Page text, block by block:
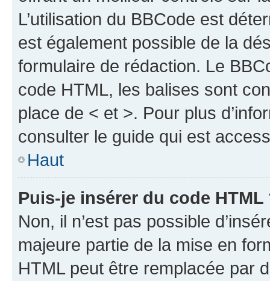
L’utilisation du BBCode est
est également possible de la
formulaire de rédaction. Le
code HTML, les balises sont
place de < et >. Pour plus
consulter le guide qui est
Haut
Puis-je insérer du code HTML
Non, il n’est pas possible
majeure partie de la mise en
HTML peut être remplacée par